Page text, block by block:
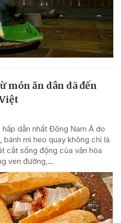
món ăn dân dã đến
dẫn nhất Đông Nam Á do
mì heo quay không chỉ là
cắt sống động của văn hóa
ven đường,...